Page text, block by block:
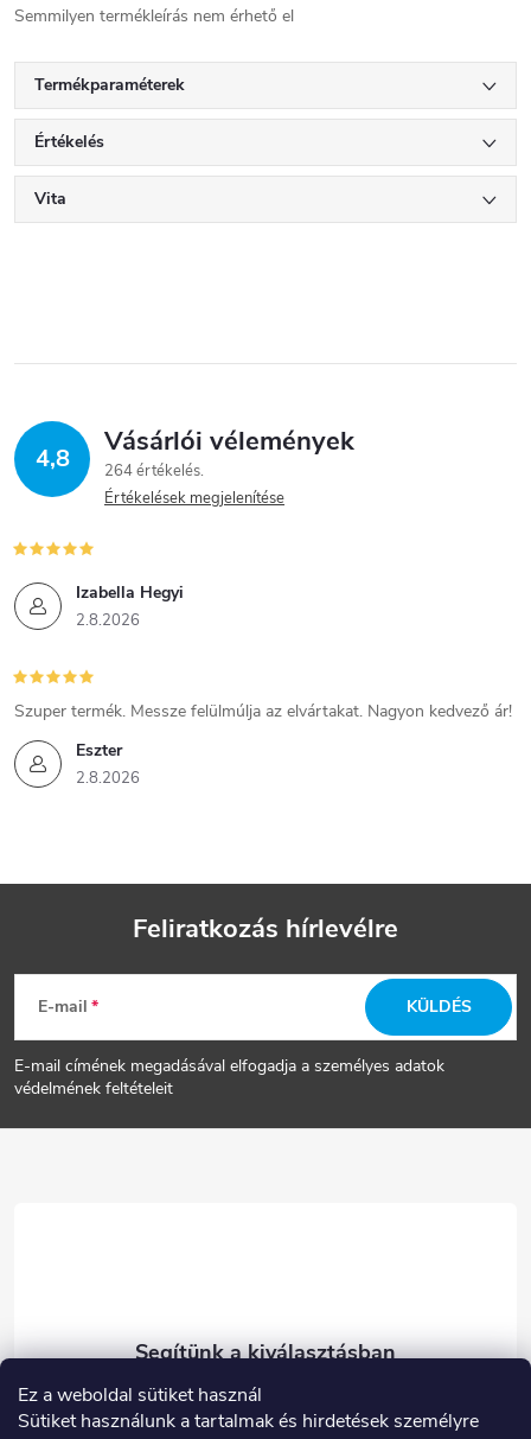
Ez a weboldal sütiket használ
Sütiket használunk a tartalmak és hirdetések személyre
Semmilyen termékleírás nem érhető el
Termékparaméterek
Értékelés
Vita
4,8 Vásárlói vélemények
264 értékelés
Értékelések megjelenítése
Izabella Hegyi
2.8.2026
Eszter
2.8.2026
Szuper termék. Messze felülmúlja az elvártakat. Nagyon kedvező ár!
L
á
b
Feliratkozás hírlevélre
E-mail
E-mail címének megadásával elfogadja a személyes adatok
védelmének feltételeit
KÜLDÉS
eshop